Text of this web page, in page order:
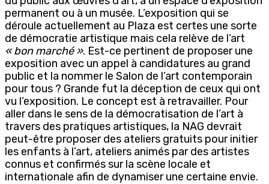
permanent ou à un musée. L’exposition qui se
déroule actuellement au Plaza est certes une sorte
de démocratie artistique mais cela relève de l’art
« bon marché ». Est-ce pertinent de proposer une
exposition avec un appel à candidatures au grand
public et la nommer le Salon de l’art contemporain
pour tous ? Grande fut la déception de ceux qui ont
vu l’exposition. Le concept est à retravailler. Pour
aller dans le sens de la démocratisation de l’art à
travers des pratiques artistiques, la NAG devrait
peut-être proposer des ateliers gratuits pour initier
les enfants à l’art, ateliers animés par des artistes
connus et confirmés sur la scène locale et
internationale afin de dynamiser une certaine envie.